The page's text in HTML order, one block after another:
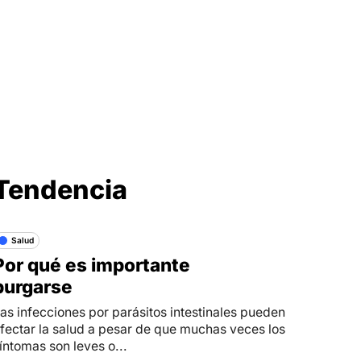
Salud
qué es importante
infecciones por parásitos intestinales pueden
la salud a pesar de que muchas veces los
son leves o...